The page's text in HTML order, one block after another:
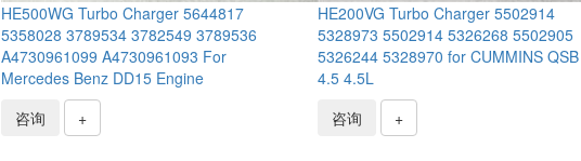
HE500WG Turbo Charger 5644817
5358028 3789534 3782549 3789536
A4730961099 A4730961093 For
Mercedes Benz DD15 Engine
咨询
+
HE200VG Turbo Charger 5502914
5328973 5502914 5326268 5502905
5326244 5328970 for CUMMINS QSB
4.5 4.5L
咨询
+